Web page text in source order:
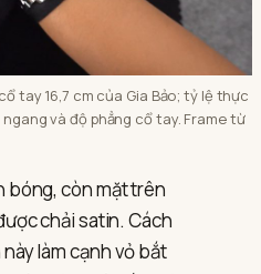
tay 16,7 cm của Gia Bảo; tỷ lệ thực
và độ phẳng cổ tay. Frame từ
bóng, còn mặt trên
chải satin. Cách
làm cạnh vỏ bắt